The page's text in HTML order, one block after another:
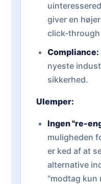
giver en
click-through
Compliance:
nyeste
sikkerhed.
Ulemper:
Ingen "re-
muligheden
er ked af at
alternative
"modtag kun